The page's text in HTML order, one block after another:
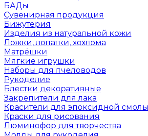
БАДы
Сувенирная продукция
Бижутерия
Изделия из натуральной кожи
Ложки, лопатки, хохлома
Матрёшки
Мягкие игрушки
Наборы для пчеловодов
Рукоделие
Блестки декоративные
Закрепители для лака
Красители для эпоксидной смолы
Краски для рисования
Люминофор для творчества